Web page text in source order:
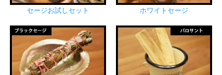
セージお試しセット ホワイトセージ